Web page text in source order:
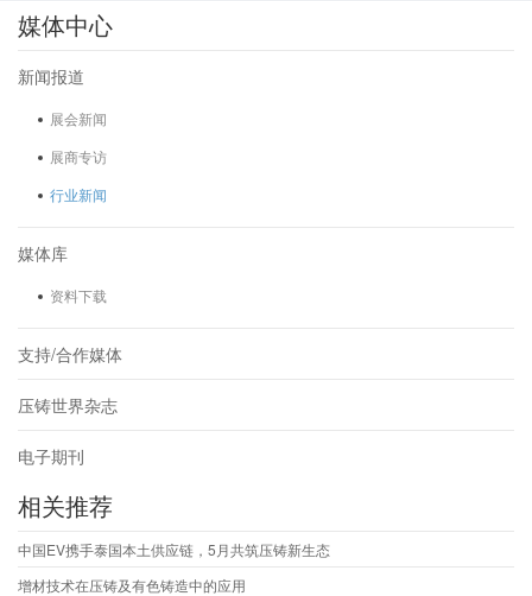
媒体中心
新闻报道
展会新闻
展商专访
行业新闻
媒体库
资料下载
支持/合作媒体
压铸世界杂志
电子期刊
相关推荐
中国EV携手泰国本土供应链，5月共筑压铸新生态
增材技术在压铸及有色铸造中的应用